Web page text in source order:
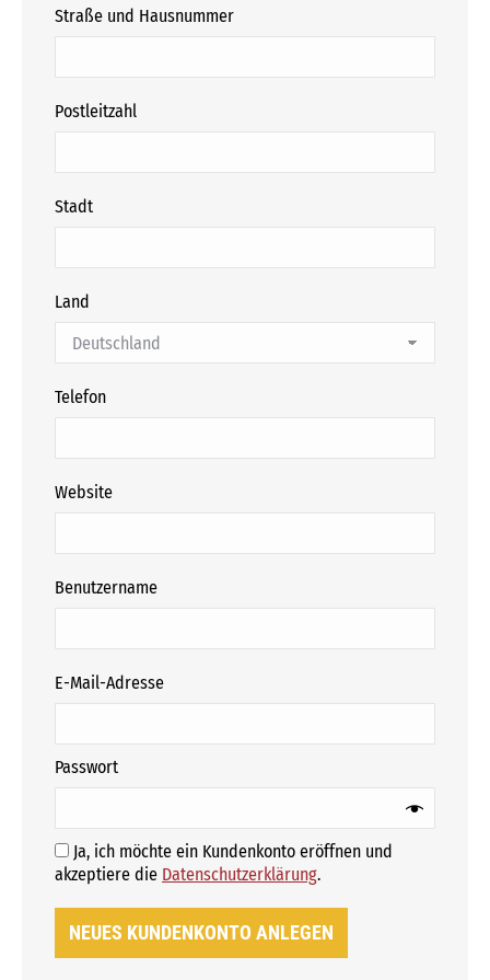
Straße und Hausnummer
Postleitzahl
Stadt
Land
Telefon
Website
Benutzername
E-Mail-Adresse
Passwort
Ja, ich möchte ein Kundenkonto eröffnen und
akzeptiere die Datenschutzerklärung.
NEUES KUNDENKONTO ANLEGEN